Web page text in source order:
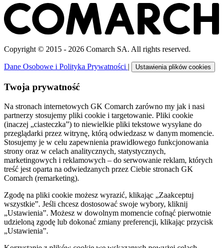
Copyright © 2015 - 2026 Comarch SA. All rights reserved.
Dane Osobowe i Polityka Prywatności | Ustawienia plików cookies
Twoja prywatność
Na stronach internetowych GK Comarch zarówno my jak i nasi
partnerzy stosujemy pliki cookie i targetowanie. Pliki cookie
(inaczej „ciasteczka”) to niewielkie pliki tekstowe wysyłane do
przeglądarki przez witrynę, którą odwiedzasz w danym momencie.
Stosujemy je w celu zapewnienia prawidłowego funkcjonowania
strony oraz w celach analitycznych, statystycznych,
marketingowych i reklamowych – do serwowanie reklam, których
treść jest oparta na odwiedzanych przez Ciebie stronach GK
Comarch (remarketing).
Zgodę na pliki cookie możesz wyrazić, klikając „Zaakceptuj
wszystkie”. Jeśli chcesz dostosować swoje wybory, kliknij
„Ustawienia”. Możesz w dowolnym momencie cofnąć pierwotnie
udzieloną zgodę lub dokonać zmiany preferencji, klikając przycisk
„Ustawienia”.